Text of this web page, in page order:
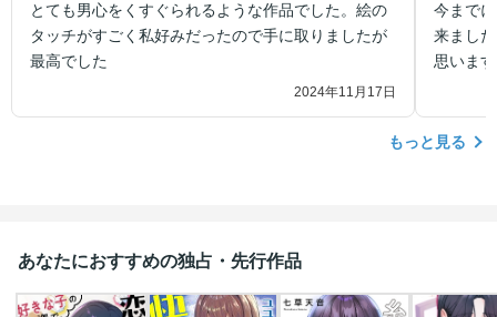
とても男心をくすぐられるような作品でした。絵の
タッチがすごく私好みだったので手に取りましたが
最高でした
2024年11月17日
今まで
来まし
思いま
もっと見る
あなたにおすすめの独占・先行作品